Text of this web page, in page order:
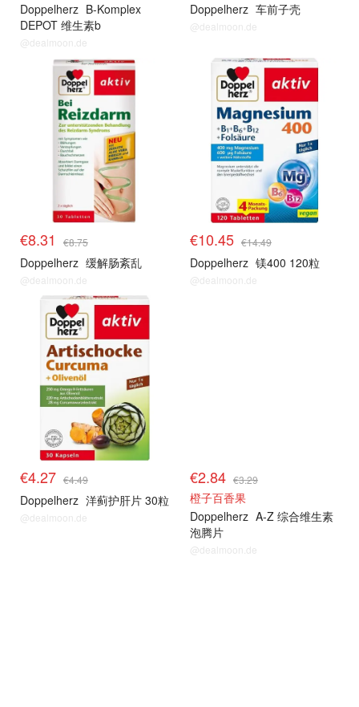
Doppelherz B-Komplex
DEPOT 维生素b
@dealmoon.de
Doppelherz 车前子壳
@dealmoon.de
€8.31 €8.75
Doppelherz 缓解肠紊乱
@dealmoon.de
€10.45 €14.49
Doppelherz 镁400 120粒
@dealmoon.de
€4.27 €4.49
Doppelherz 洋蓟护肝片 30粒
@dealmoon.de
€2.84 €3.29
橙子百香果
Doppelherz A-Z 综合维生素
泡腾片
@dealmoon.de